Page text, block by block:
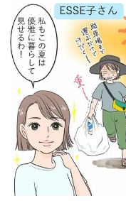
今まで、牛乳はスーパ
が、ロングライフ牛乳
ング」も可能。暑い夏